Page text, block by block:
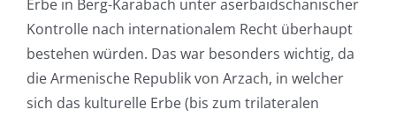
Erbe in Berg-Karabach unter aserbaidschanischer
Kontrolle nach internationalem Recht überhaupt
bestehen würden. Das war besonders wichtig, da
die Armenische Republik von Arzach, in welcher
sich das kulturelle Erbe (bis zum trilateralen